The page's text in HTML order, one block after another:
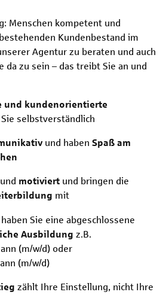
Menschen kompetent und
Kundenbestand im
Agentur zu beraten und auch
da zu sein – das treibt Sie an und
und kundenorientierte
selbstverständlich
und habenSpaß am
und motiviert und bringen die
mit
Sie eine abgeschlossene
Ausbildung z.B.
(m/w/d) oder
(m/w/d)
zählt Ihre Einstellung, nicht Ihre